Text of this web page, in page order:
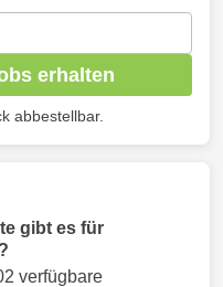
erhalten
abbestellbar.
gibt es für
verfügbare